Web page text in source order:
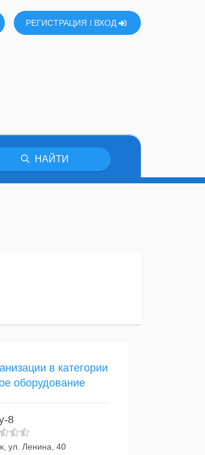
РЕГИСТРАЦИЯ ВХОД
НАЙТИ
в категории
оборудование
8
ул. Ленина, 40